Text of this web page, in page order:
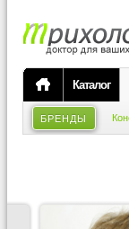
Каталог
БРЕНДЫ